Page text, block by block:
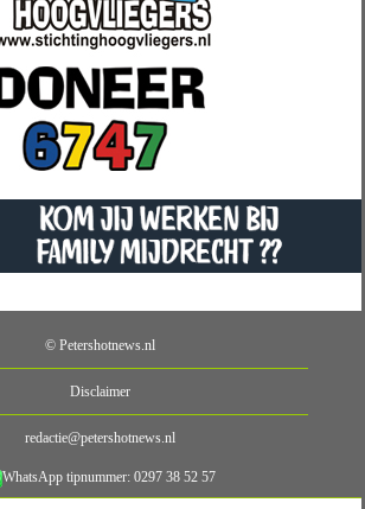
© Petershotnews.nl
Disclaimer
redactie@petershotnews.nl
WhatsApp tipnummer: 0297 38 52 57